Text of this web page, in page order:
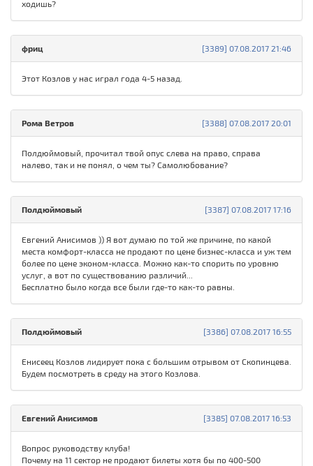
ходишь?
[3389] 07.08.2017 21:46
фриц
Этот Козлов у нас играл года 4-5 назад.
[3388] 07.08.2017 20:01
Рома Ветров
Полдюймовый, прочитал твой опус слева на право, справа
налево, так и не понял, о чем ты? Самолюбование?
[3387] 07.08.2017 17:16
Полдюймовый
Евгений Анисимов )) Я вот думаю по той же причине, по какой
места комфорт-класса не продают по цене бизнес-класса и уж тем
более по цене эконом-класса. Можно как-то спорить по уровню
услуг, а вот по существованию различий...
Бесплатно было когда все были где-то как-то равны.
[3386] 07.08.2017 16:55
Полдюймовый
Енисеец Козлов лидирует пока с большим отрывом от Скопинцева.
Будем посмотреть в среду на этого Козлова.
[3385] 07.08.2017 16:53
Евгений Анисимов
Вопрос руководству клуба!
Почему на 11 сектор не продают билеты хотя бы по 400-500